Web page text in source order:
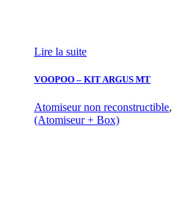
Lire la suite
VOOPOO – KIT ARGUS MT
Atomiseur non reconstructible,
(Atomiseur + Box)